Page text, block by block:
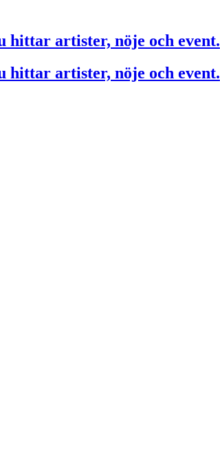
hittar artister, nöje och event.
hittar artister, nöje och event.